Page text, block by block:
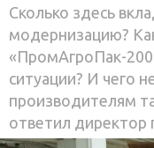
Сколько здесь
модернизацию?
«ПромАгроПак-
ситуации? И чего
производителям
ответил